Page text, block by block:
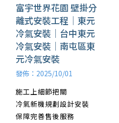
富宇世界花園 壁掛分
離式安裝工程｜東元
冷氣安裝｜台中東元
冷氣安裝｜南屯區東
元冷氣安裝
發佈：2025/10/01
施工上細節把關
冷氣新機規劃設計安裝
保障完善售後服務